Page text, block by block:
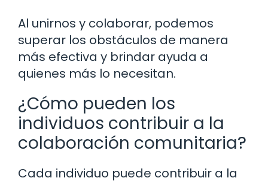
Al unirnos y colaborar, podemos
superar los obstáculos de manera
más efectiva y brindar ayuda a
quienes más lo necesitan.
¿Cómo pueden los
individuos contribuir a la
colaboración comunitaria?
Cada individuo puede contribuir a la